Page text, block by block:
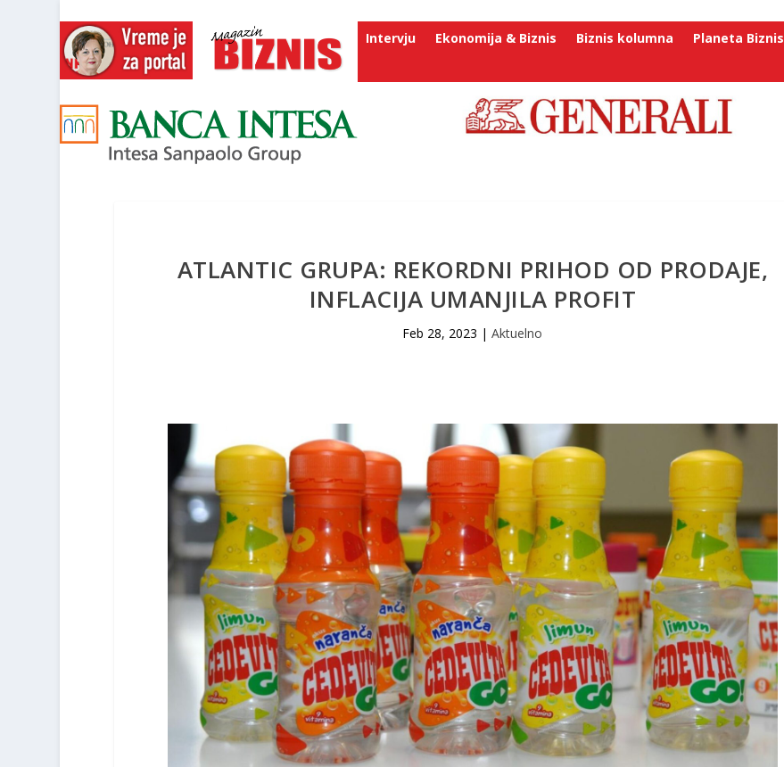
Intervju Ekonomija & Biznis Biznis kolumna Planeta Biznis
ATLANTIC GRUPA: REKORDNI PRIHOD OD PRODAJE,
INFLACIJA UMANJILA PROFIT
Feb 28, 2023 |Aktuelno